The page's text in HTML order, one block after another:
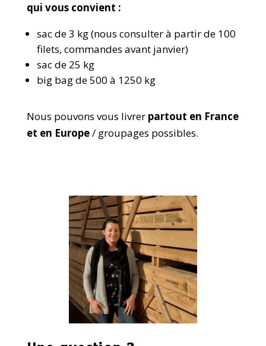
qui vous convient :
sac de 3 kg (nous consulter à partir de 100
filets, commandes avant janvier)
sac de 25 kg
big bag de 500 à 1250 kg
Nous pouvons vous livrer partout en France
et en Europe/ groupages possibles.